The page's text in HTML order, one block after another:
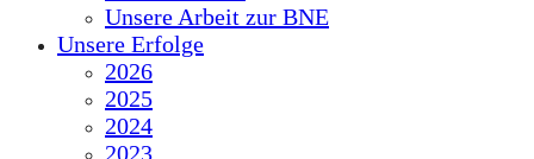
Unsere Arbeit zur BNE
Unsere Erfolge
2026
2025
2024
2023